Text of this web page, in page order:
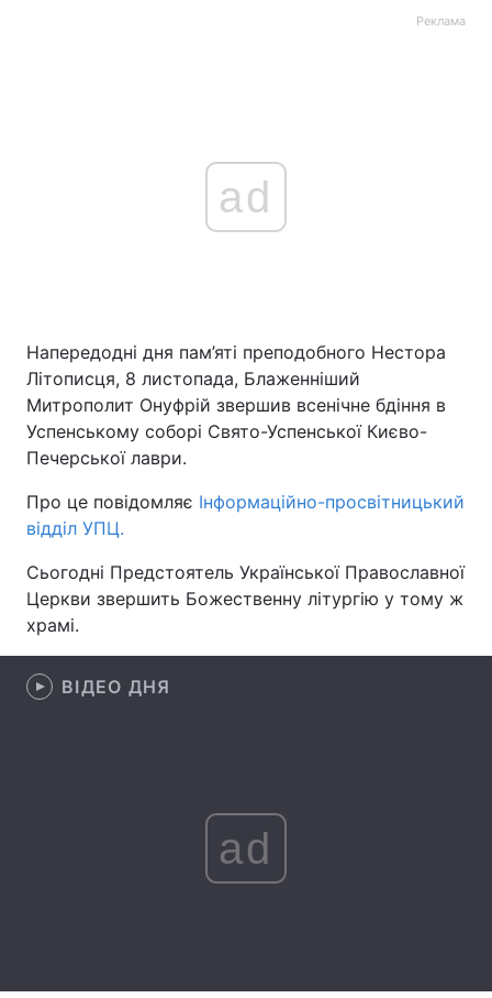
Головна Війна
Україна
Економіка Світ
Техно і зв'язок Лайт
Зброя Інциденти
Здоров'я
Реклама
ad
Напередодні дня пам’яті преподобного Нестора
Літописця, 8 листопада, Блаженніший
Митрополит Онуфрій звершив всенічне бдіння в
Успенському соборі Свято-Успенської Києво-
Печерської лаври.
Про це повідомляє Інформаційно-просвітницький
відділ УПЦ.
Сьогодні Предстоятель Української Православної
Церкви звершить Божественну літургію у тому ж
храмі.
ВІДЕО ДНЯ
ad